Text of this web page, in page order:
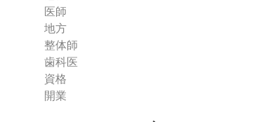
医師
地方
整体師
歯科医
資格
開業